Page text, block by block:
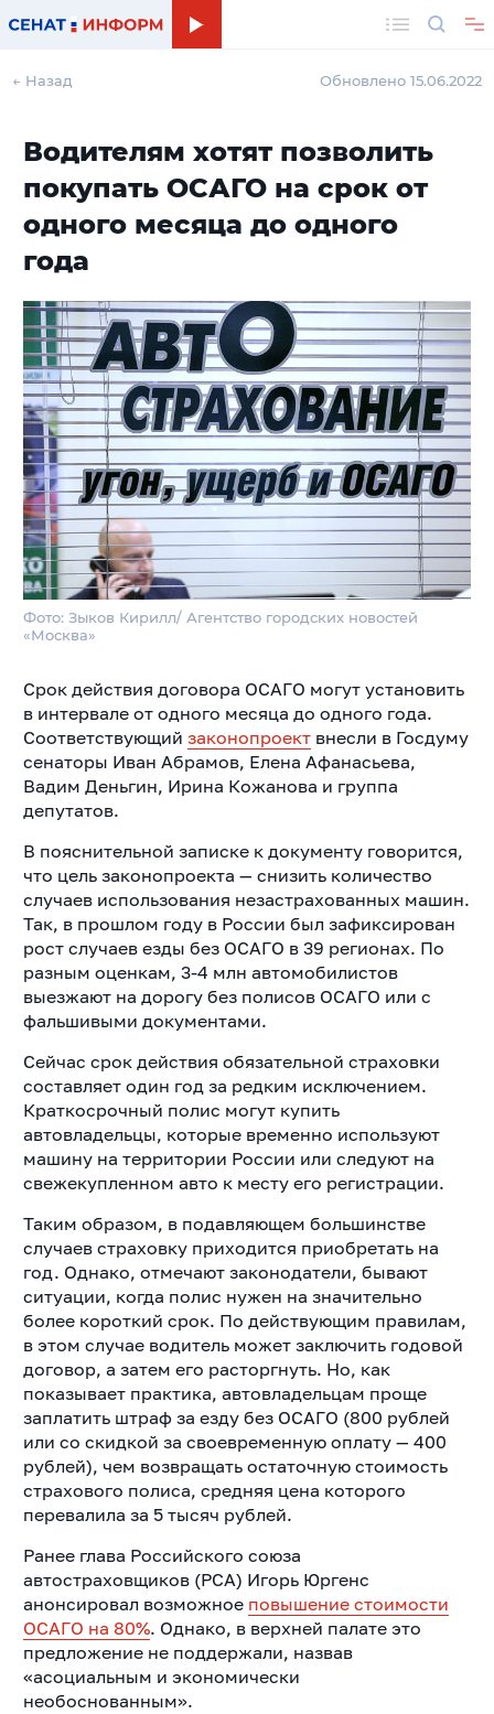
← Назад Обновлено 15.06.2022
Водителям хотят позволить
покупать ОСАГО на срок от
одного месяца до одного
года
Фото: Зыков Кирилл/ Агентство городских новостей
«Москва»
Срок действия договора ОСАГО могут установить
в интервале от одного месяца до одного года.
Соответствующий законопроектвнесли в Госдуму
сенаторы Иван Абрамов, Елена Афанасьева,
Вадим Деньгин, Ирина Кожанова и группа
депутатов.
В пояснительной записке к документу говорится,
что цель законопроекта — снизить количество
случаев использования незастрахованных машин.
Так, в прошлом году в России был зафиксирован
рост случаев езды без ОСАГО в 39 регионах. По
разным оценкам, 3-4 млн автомобилистов
выезжают на дорогу без полисов ОСАГО или с
фальшивыми документами.
Сейчас срок действия обязательной страховки
составляет один год за редким исключением.
Краткосрочный полис могут купить
автовладельцы, которые временно используют
машину на территории России или следуют на
свежекупленном авто к месту его регистрации.
Таким образом, в подавляющем большинстве
случаев страховку приходится приобретать на
год. Однако, отмечают законодатели, бывают
ситуации, когда полис нужен на значительно
более короткий срок. По действующим правилам,
в этом случае водитель может заключить годовой
договор, а затем его расторгнуть. Но, как
показывает практика, автовладельцам проще
заплатить штраф за езду без ОСАГО (800 рублей
или со скидкой за своевременную оплату — 400
рублей), чем возвращать остаточную стоимость
страхового полиса, средняя цена которого
перевалила за 5 тысяч рублей.
Ранее глава Российского союза
автостраховщиков (РСА) Игорь Юргенс
анонсировал возможное повышение стоимости
ОСАГО на 80%. Однако, в верхней палате это
предложение не поддержали, назвав
«асоциальным и экономически
необоснованным».